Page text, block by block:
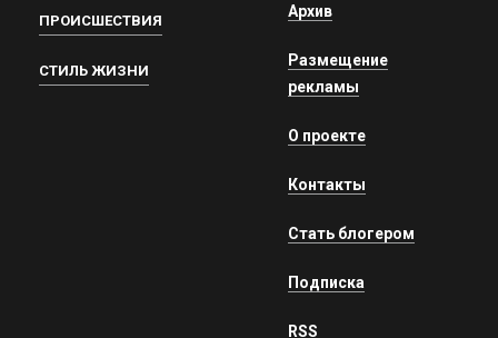
ПРОИСШЕСТВИЯ
СТИЛЬ ЖИЗНИ
Архив
Размещение
рекламы
О проекте
Контакты
Стать блогером
Подписка
RSS